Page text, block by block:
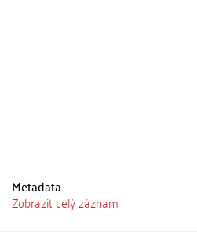
Metadata
Zobrazit celý záznam